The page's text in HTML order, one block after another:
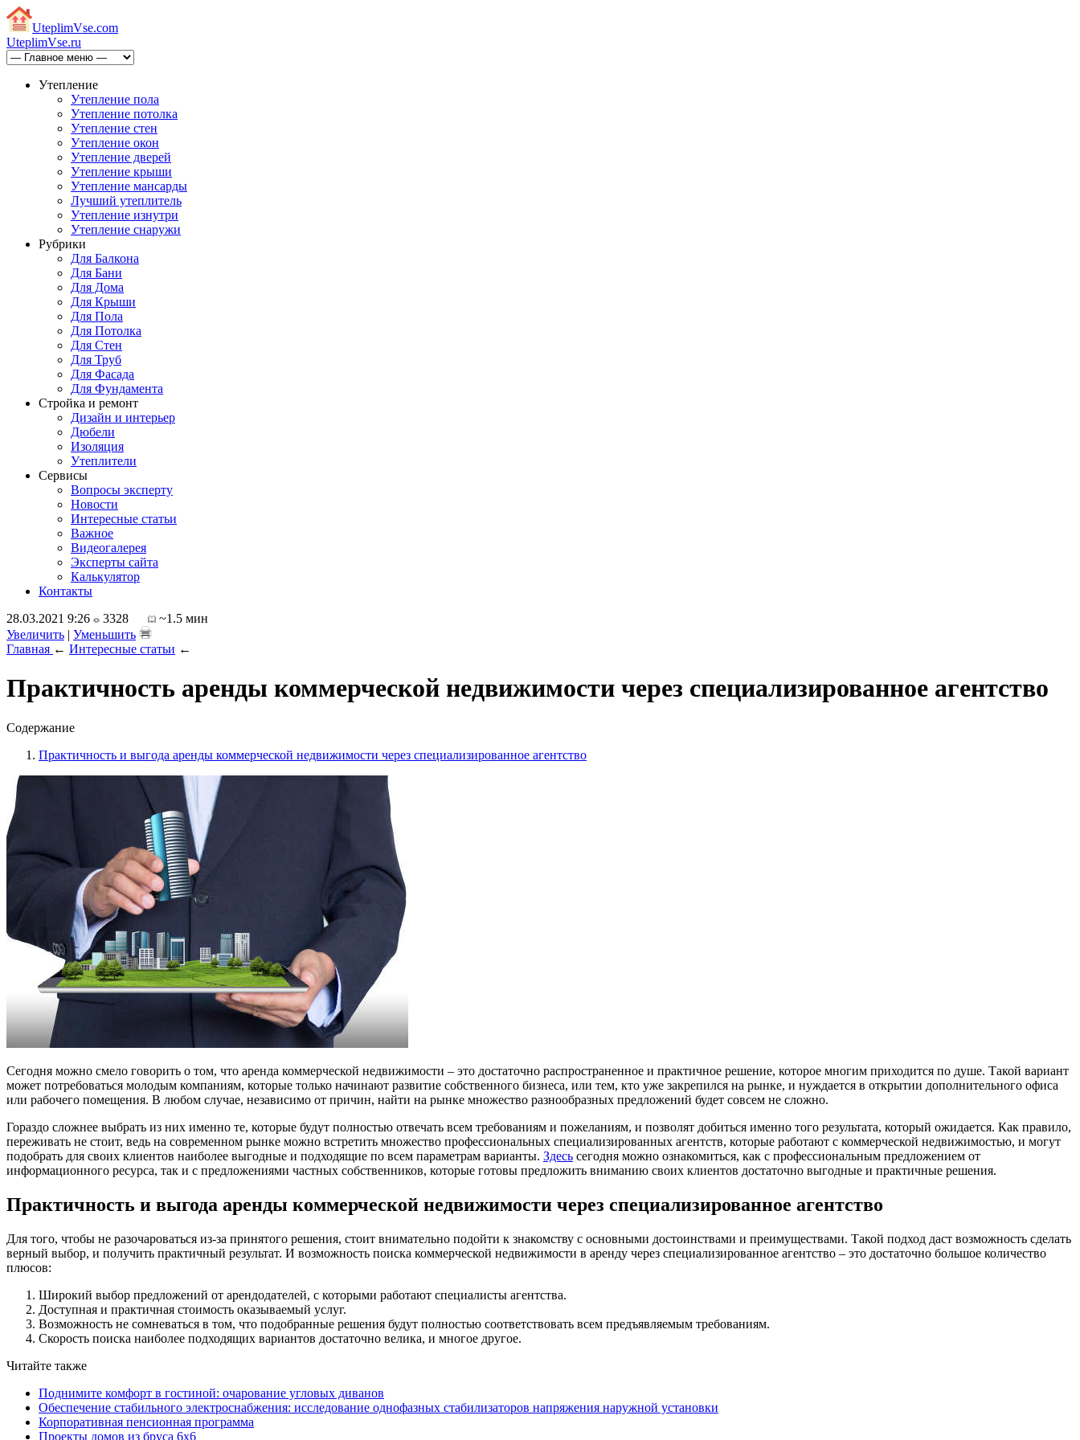
UteplimVse.com
UteplimVse.ru
Утепление
Утепление пола
Утепление потолка
Утепление стен
Утепление окон
Утепление дверей
Утепление крыши
Утепление мансарды
Лучший утеплитель
Утепление изнутри
Утепление снаружи
Рубрики
Для Балкона
Для Бани
Для Дома
Для Крыши
Для Пола
Для Потолка
Для Стен
Для Труб
Для Фасада
Для Фундамента
Стройка и ремонт
Дизайн и интерьер
Дюбели
Изоляция
Утеплители
Сервисы
Вопросы эксперту
Новости
Интересные статьи
Важное
Видеогалерея
Эксперты сайта
Калькулятор
Контакты
28.03.2021 9:26
3328
~1.5 мин
Увеличить | Уменьшить
Главная ← Интересные статьи ←
Практичность аренды коммерческой недвижимости через специализированное агентство
Содержание
Практичность и выгода аренды коммерческой недвижимости через специализированное агентство
Сегодня можно смело говорить о том, что аренда коммерческой недвижимости – это достаточно распространенное и практичное решение, которое многим приходится по душе. Такой вариант
может потребоваться молодым компаниям, которые только начинают развитие собственного бизнеса, или тем, кто уже закрепился на рынке, и нуждается в открытии дополнительного офиса
или рабочего помещения. В любом случае, независимо от причин, найти на рынке множество разнообразных предложений будет совсем не сложно.
Гораздо сложнее выбрать из них именно те, которые будут полностью отвечать всем требованиям и пожеланиям, и позволят добиться именно того результата, который ожидается. Как правило,
переживать не стоит, ведь на современном рынке можно встретить множество профессиональных специализированных агентств, которые работают с коммерческой недвижимостью, и могут
подобрать для своих клиентов наиболее выгодные и подходящие по всем параметрам варианты. Здесь сегодня можно ознакомиться, как с профессиональным предложением от
информационного ресурса, так и с предложениями частных собственников, которые готовы предложить вниманию своих клиентов достаточно выгодные и практичные решения.
Практичность и выгода аренды коммерческой недвижимости через специализированное агентство
Для того, чтобы не разочароваться из-за принятого решения, стоит внимательно подойти к знакомству с основными достоинствами и преимуществами. Такой подход даст возможность сделать
верный выбор, и получить практичный результат. И возможность поиска коммерческой недвижимости в аренду через специализированное агентство – это достаточно большое количество
плюсов:
Широкий выбор предложений от арендодателей, с которыми работают специалисты агентства.
Доступная и практичная стоимость оказываемый услуг.
Возможность не сомневаться в том, что подобранные решения будут полностью соответствовать всем предъявляемым требованиям.
Скорость поиска наиболее подходящих вариантов достаточно велика, и многое другое.
Читайте также
Поднимите комфорт в гостиной: очарование угловых диванов
Обеспечение стабильного электроснабжения: исследование однофазных стабилизаторов напряжения наружной установки
Корпоративная пенсионная программа
Проекты домов из бруса 6х6